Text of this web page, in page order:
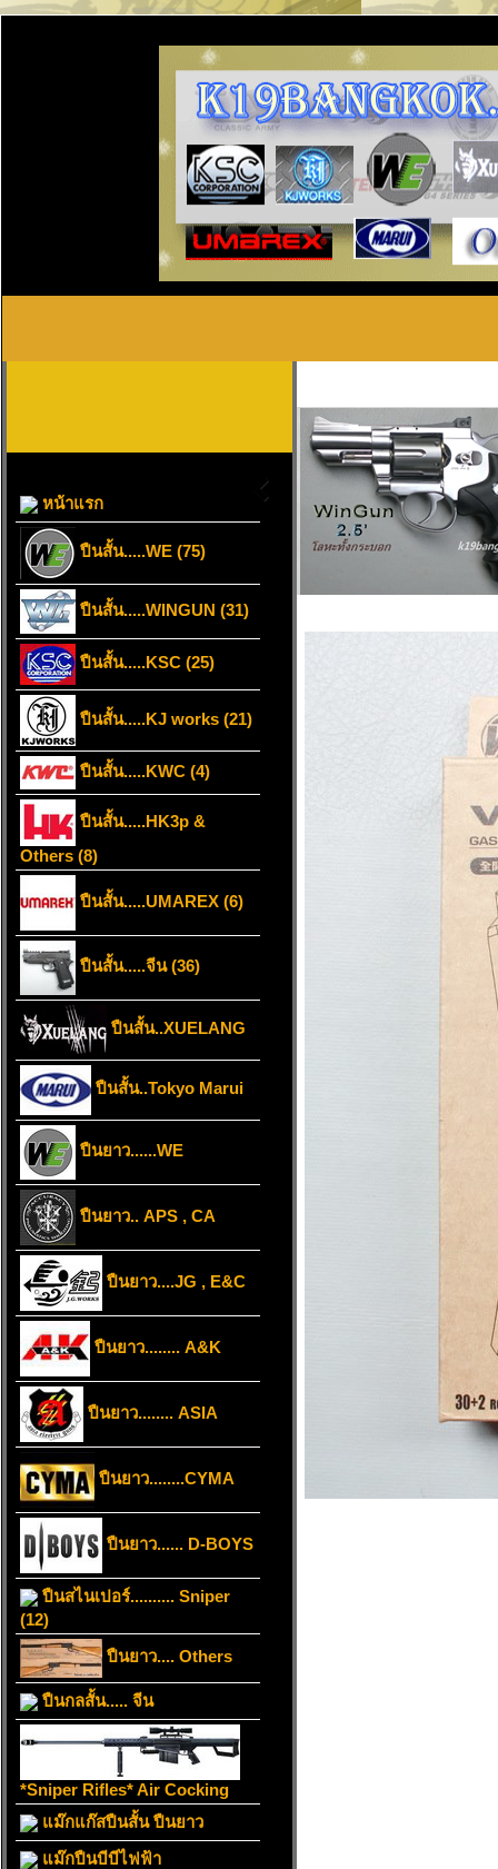
หน้าแรก
ปืนสั้น.....WE (75)
ปืนสั้น.....WINGUN (31)
ปืนสั้น.....KSC (25)
ปืนสั้น.....KJ works (21)
ปืนสั้น.....KWC (4)
ปืนสั้น.....HK3p &
Others (8)
ปืนสั้น.....UMAREX (6)
ปืนสั้น.....จีน (36)
ปืนสั้น..XUELANG
ปืนสั้น..Tokyo Marui
ปืนยาว......WE
ปืนยาว.. APS , CA
ปืนยาว....JG , E&C
ปืนยาว........ A&K
ปืนยาว........ ASIA
ปืนยาว........CYMA
ปืนยาว...... D-BOYS
ปืนสไนเปอร์.......... Sniper
(12)
ปืนยาว.... Others
ปืนกลสั้น..... จีน
*Sniper Rifles* Air Cocking
แม๊กแก๊สปืนสั้น ปืนยาว
แม๊กปืนบีบีไฟฟ้า